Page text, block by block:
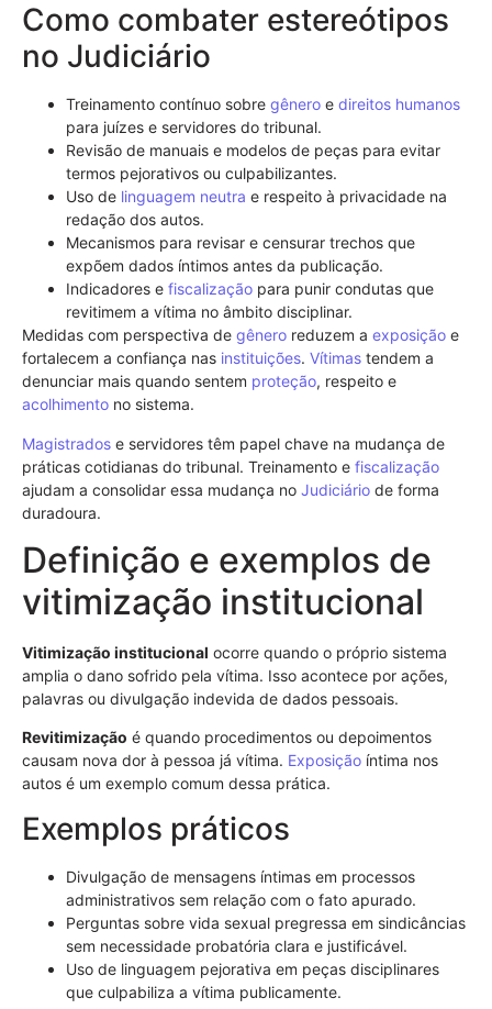
Como combater estereótipos
no Judiciário
Treinamento contínuo sobre gênero e direitos humanos
para juízes e servidores do tribunal.
Revisão de manuais e modelos de peças para evitar
termos pejorativos ou culpabilizantes.
Uso de linguagem neutra e respeito à privacidade na
redação dos autos.
Mecanismos para revisar e censurar trechos que
expõem dados íntimos antes da publicação.
Indicadores e fiscalização para punir condutas que
revitimem a vítima no âmbito disciplinar.
Medidas com perspectiva de gênero reduzem a exposição e
fortalecem a confiança nas instituições. Vítimas tendem a
denunciar mais quando sentem proteção, respeito e
acolhimento no sistema.
Magistrados e servidores têm papel chave na mudança de
práticas cotidianas do tribunal. Treinamento e fiscalização
ajudam a consolidar essa mudança no Judiciário de forma
duradoura.
Definição e exemplos de
vitimização institucional
Vitimização institucional ocorre quando o próprio sistema
amplia o dano sofrido pela vítima. Isso acontece por ações,
palavras ou divulgação indevida de dados pessoais.
Revitimização é quando procedimentos ou depoimentos
causam nova dor à pessoa já vítima. Exposição íntima nos
autos é um exemplo comum dessa prática.
Exemplos práticos
Divulgação de mensagens íntimas em processos
administrativos sem relação com o fato apurado.
Perguntas sobre vida sexual pregressa em sindicâncias
sem necessidade probatória clara e justificável.
Uso de linguagem pejorativa em peças disciplinares
que culpabiliza a vítima publicamente.